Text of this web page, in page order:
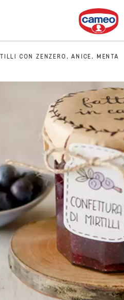
Dr.
CON ZENZERO, ANICE, MENTA